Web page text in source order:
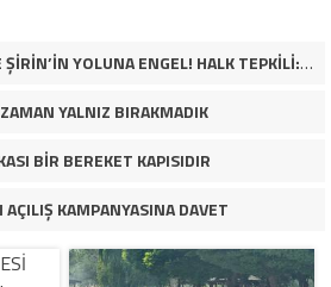
YETER ARTIK FERHAT İLE ŞİRİN’İN YOLUNA ENGEL! HALK TEPKİLİ: “YOLU KAPATMAK ÇÖZÜM DEĞİL, GÖREVİNİ YAP!”
YALNIZ BIRAKMADIK
BİR BEREKET KAPISIDIR
KAMPANYASINA DAVET